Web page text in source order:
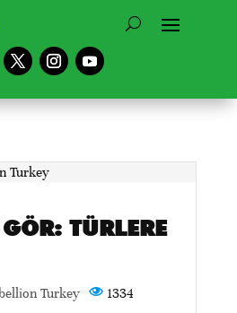
TÜRLERE
Turkey 1334